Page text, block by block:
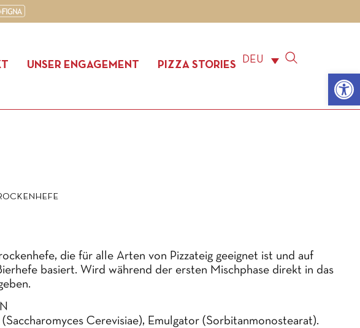
UNSER ENGAGEMENT PIZZA STORIES
DEU
die für alle Arten von Pizzateig geeignet ist und auf
basiert. Wird während der ersten Mischphase direkt in das
(Saccharomyces Cerevisiae), Emulgator (Sorbitanmonostearat).